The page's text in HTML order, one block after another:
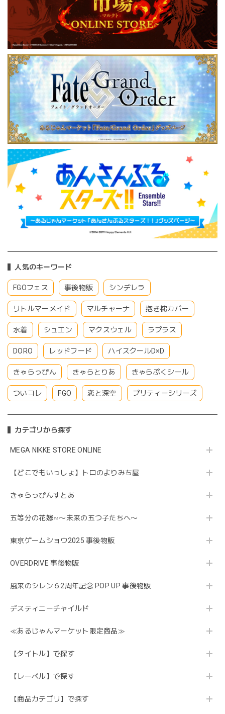
人気のキーワード
FGOフェス 事後物販 シンデレラ
リトルマーメイド マルチャーナ 抱き枕カバー
水着 シュエン マクスウェル ラプラス
DORO レッドフード ハイスクールD×D
きゃらっぴん きゃらとりあ きゃらぷくシール
ついコレ FGO 恋と深空 プリティーシリーズ
カテゴリから探す
MEGA NIKKE STORE ONLINE
【どこでもいっしょ】トロのよりみち屋
きゃらっぴんすとあ
五等分の花嫁∽〜未来の五つ子たちへ〜
東京ゲームショウ2025 事後物販
OVERDRIVE 事後物販
風来のシレン６2周年記念 POP UP 事後物販
デスティニーチャイルド
≪あるじゃんマーケット限定商品≫
【タイトル】で探す
【レーベル】で探す
【商品カテゴリ】で探す